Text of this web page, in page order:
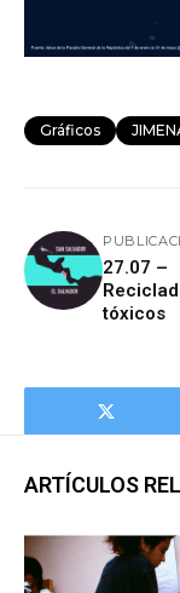
Gráficos
27.07 –
tóxicos
ARTÍCULOS